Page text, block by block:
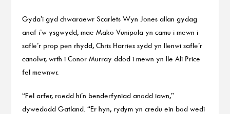
Gyda’i gyd chwaraewr Scarlets Wyn Jones allan gydag
anaf i’w ysgwydd, mae Mako Vunipola yn camu i mewn i
safle’r prop pen rhydd, Chris Harries sydd yn llenwi safle’r
canolwr, wrth i Conor Murray ddod i mewn yn lle Ali Price
fel mewnwr.
“Fel arfer, roedd hi’n benderfyniad anodd iawn,”
dywedodd Gatland. “Er hyn, rydym yn credu ein bod wedi